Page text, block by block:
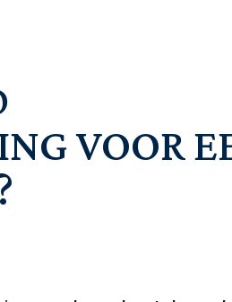
VOOR